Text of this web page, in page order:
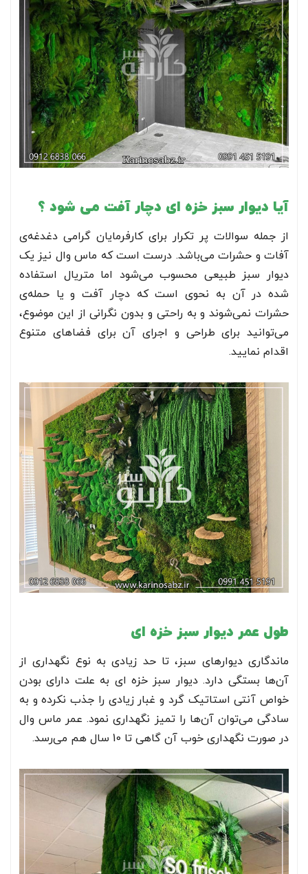
آیا دیوار سبز خزه ای دچار آفت می شود ؟
از جمله سوالات پر تکرار برای کارفرمایان گرامی دغدغه‌ی
آفات و حشرات می‌باشد. درست است که ماس وال نیز یک
دیوار سبز طبیعی محسوب می‌شود اما متریال استفاده
شده در آن به نحوی است که دچار آفت و یا حمله‌ی
حشرات نمی‌شوند و به راحتی و بدون نگرانی از این موضوع،
می‌توانید برای طراحی و اجرای آن برای فضاهای متنوع
اقدام نمایید.
طول عمر دیوار سبز خزه ای
ماندگاری دیوارهای سبز، تا حد زیادی به نوع نگهداری از
آن‌ها بستگی دارد. دیوار سبز خزه ای به علت دارای بودن
خواص آنتی استاتیک گرد و غبار زیادی را جذب نکرده و به
سادگی می‌توان آن‌ها را تمیز نگهداری نمود. عمر ماس وال
در صورت نگهداری خوب آن گاهی تا 10 سال هم می‌رسد.